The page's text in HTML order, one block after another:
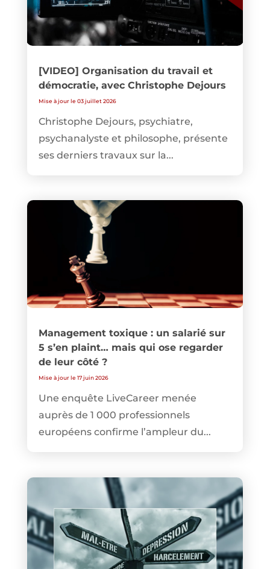
[VIDEO] Organisation du travail et
démocratie, avec Christophe Dejours
Mise à jour le 03 juillet 2026
Christophe Dejours, psychiatre,
psychanalyste et philosophe, présente
ses derniers travaux sur la...
Management toxique : un salarié sur
5 s’en plaint… mais qui ose regarder
de leur côté ?
Mise à jour le 17 juin 2026
Une enquête LiveCareer menée
auprès de 1 000 professionnels
européens confirme l’ampleur du...